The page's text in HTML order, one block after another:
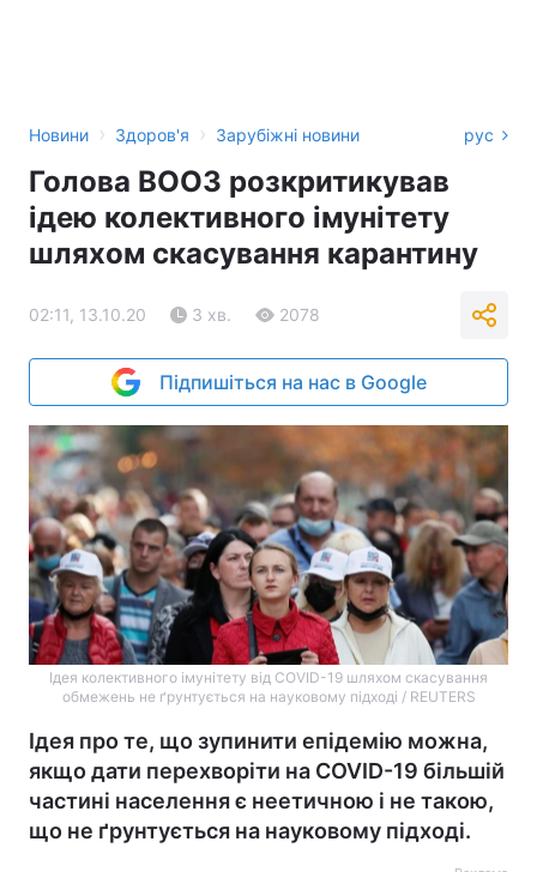
Новини › Здоров'я › Зарубіжні новини рус
Голова ВООЗ розкритикував
ідею колективного імунітету
шляхом скасування карантину
02:11, 13.10.20 3 хв. 2078
Підпишіться на нас в Google
Ідея колективного імунітету від COVID-19 шляхом скасування
обмежень не ґрунтується на науковому підході / REUTERS
Ідея про те, що зупинити епідемію можна,
якщо дати перехворіти на COVID-19 більшій
частині населення є неетичною і не такою,
що не ґрунтується на науковому підході.